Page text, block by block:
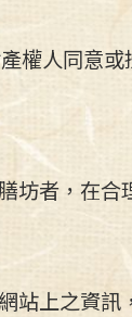
權人同意
坊者，在合
站上之資訊